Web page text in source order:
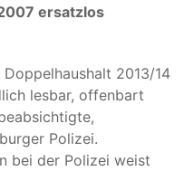
ersatzlos
2013/14
lesbar, offenbart
Polizei.
bei der Polizei weist